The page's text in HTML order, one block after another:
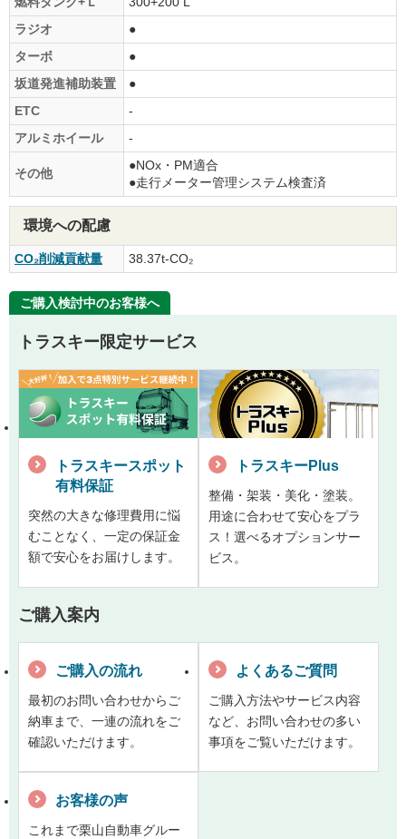
ラジオ
●
ターボ
●
坂道発進補助装置
●
ETC
-
アルミホイール
-
その他
●NOx・PM適合
●走行メーター管理システム検査済
環境への配慮
CO₂削減貢献量 38.37t-CO₂
ご購入検討中のお客様へ
トラスキー限定サービス
トラスキースポット
有料保証
突然の大きな修理費用に悩
むことなく、一定の保証金
額で安心をお届けします。
トラスキーPlus
整備・架装・美化・塗装。
用途に合わせて安心をプラ
ス！選べるオプションサー
ビス。
ご購入案内
ご購入の流れ
最初のお問い合わせからご
納車まで、一連の流れをご
確認いただけます。
よくあるご質問
ご購入方法やサービス内容
など、お問い合わせの多い
事項をご覧いただけます。
お客様の声
これまで栗山自動車グルー